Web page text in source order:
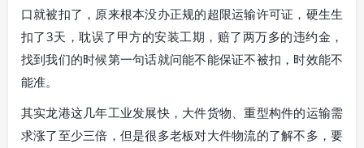
口就被扣了，原来根本没办正规的超限运输许可证，硬生生
扣了3天，耽误了甲方的安装工期，赔了两万多的违约金，
找到我们的时候第一句话就问能不能保证不被扣，时效能不
能准。
其实龙港这几年工业发展快，大件货物、重型构件的运输需
求涨了至少三倍，但是很多老板对大件物流的了解不多，要